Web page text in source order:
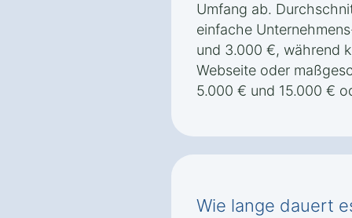
Umfang ab.
einfache
und 3.000 €, während
Webseite oder
5.000 € und 15.000 €
Wie lange dauert